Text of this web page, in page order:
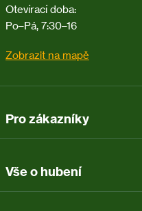
Otevírací doba:
Po–Pá, 7:30–16
Zobrazit na mapě
Pro zákazníky
Vše o hubení